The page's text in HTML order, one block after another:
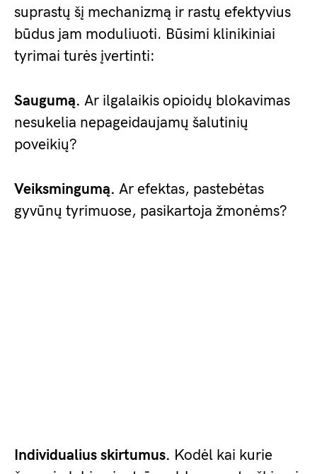
suprastų šį mechanizmą ir rastų efektyvius
būdus jam moduliuoti. Būsimi klinikiniai
tyrimai turės įvertinti:
Saugumą. Ar ilgalaikis opioidų blokavimas
nesukelia nepageidaujamų šalutinių
poveikių?
Veiksmingumą. Ar efektas, pastebėtas
gyvūnų tyrimuose, pasikartoja žmonėms?
Individualius skirtumus. Kodėl kai kurie